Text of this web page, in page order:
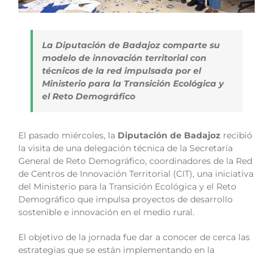
La Diputación de Badajoz comparte su
modelo de innovación territorial con
técnicos de la red impulsada por el
Ministerio para la Transición Ecológica y
el Reto Demográfico
El pasado miércoles, la Diputación de Badajoz recibió
la visita de una delegación técnica de la Secretaría
General de Reto Demográfico, coordinadores de la Red
de Centros de Innovación Territorial (CIT), una iniciativa
del Ministerio para la Transición Ecológica y el Reto
Demográfico que impulsa proyectos de desarrollo
sostenible e innovación en el medio rural.
El objetivo de la jornada fue dar a conocer de cerca las
estrategias que se están implementando en la